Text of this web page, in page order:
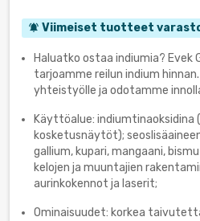
notifications_active Viimeiset tuotteet
Haluatko ostaa indiumia? Evek
tarjoamme reilun indium
yhteistyölle ja odotamme
Käyttöalue:
kosketusnäytöt);
gallium, kupari, mangaani,
kelojen ja muuntajien
aurinkokennot ja laserit;
Ominaisuudet: korkea